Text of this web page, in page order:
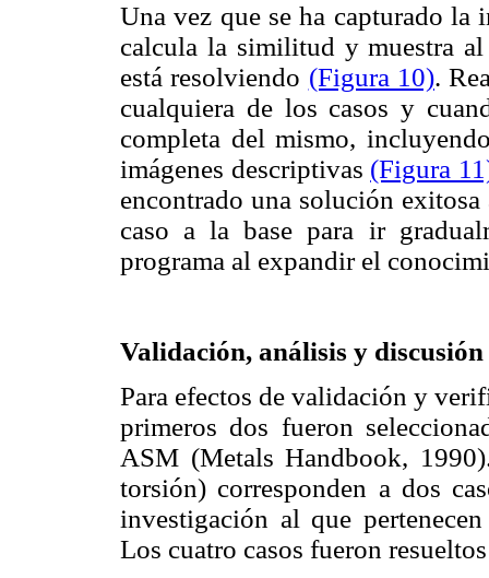
Una vez que se ha capturado la
calcula la similitud y muestra al
está resolviendo (Figura 10).
cualquiera de los casos y
completa del mismo,
imágenes descriptivas (Figura
encontrado una solución
caso a la base para ir
programa al expandir el
Validación, análisis y
Para efectos de validación y
primeros dos fueron
ASM (Metals Handbook,
torsión) corresponden a dos
investigación al que
Los cuatro casos fueron